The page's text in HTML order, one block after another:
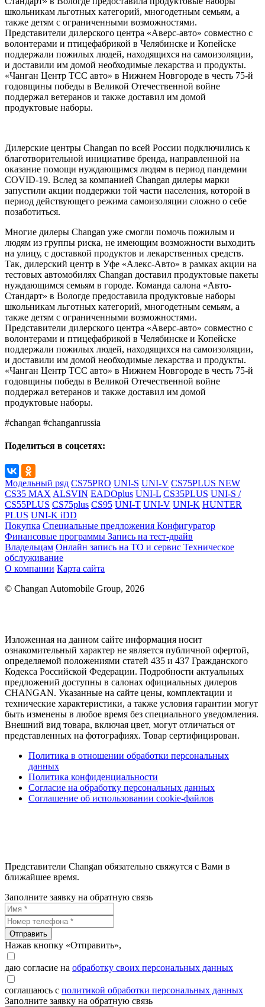
школьникам льготных категорий, многодетным семьям, а
также детям с ограниченными возможностями.
Представители дилерского центра «Аверс-авто» совместно с
волонтерами и птицефабрикой в Челябинске и Копейске
поддержали пожилых людей, находящихся на самоизоляции,
и доставили им домой необходимые лекарства и продукты.
«Чанган Центр ТСС авто» в Нижнем Новгороде в честь 75-й
годовщины победы в Великой Отечественной войне
поддержал ветеранов и также доставил им домой
продуктовые наборы.
Дилерские центры Changan по всей России подключились к
благотворительной инициативе бренда, направленной на
оказание помощи нуждающимся людям в период пандемии
COVID-19. Вслед за компанией Changan дилеры марки
запустили акции поддержки той части населения, которой в
период действующего режима самоизоляции сложно о себе
позаботиться.
Многие дилеры Changan уже смогли помочь пожилым и
людям из группы риска, не имеющим возможности выходить
на улицу, с доставкой продуктов и лекарственных средств.
Так, дилерский центр в Уфе «Алекс-Авто» в рамках акции на
тестовых автомобилях Changan доставил продуктовые пакеты
нуждающимся семьям в городе. Команда салона «Авто-
Стандарт» в Вологде предоставила продуктовые наборы
школьникам льготных категорий, многодетным семьям, а
также детям с ограниченными возможностями.
Представители дилерского центра «Аверс-авто» совместно с
волонтерами и птицефабрикой в Челябинске и Копейске
поддержали пожилых людей, находящихся на самоизоляции,
и доставили им домой необходимые лекарства и продукты.
«Чанган Центр ТСС авто» в Нижнем Новгороде в честь 75-й
годовщины победы в Великой Отечественной войне
поддержал ветеранов и также доставил им домой
продуктовые наборы.
#changan #changanrussia
Поделиться в соцсетях:
Модельный ряд CS75PRO UNI-S UNI-V CS75PLUS NEW
CS35 MAX ALSVIN EADOplus UNI-L CS35PLUS UNI-S /
CS55PLUS CS75plus CS95 UNI-T UNI-V UNI-K HUNTER
PLUS UNI-K iDD
Покупка Специальные предложения Конфигуратор
Финансовые программы Запись на тест-драйв
Владельцам Онлайн запись на ТО и сервис Техническое
обслуживание
О компании Карта сайта
© Changan Automobile Group, 2026
Изложенная на данном сайте информация носит
ознакомительный характер не является публичной офертой,
определяемой положениями статей 435 и 437 Гражданского
Кодекса Российской Федерации. Подробности актуальных
предложений доступны в салонах официальных дилеров
CHANGAN. Указанные на сайте цены, комплектации и
технические характеристики, а также условия гарантии могут
быть изменены в любое время без специального уведомления.
Внешний вид товара, включая цвет, могут отличаться от
представленных на фотографиях. Товар сертифицирован.
Политика в отношении обработки персональных
данных
Политика конфиденциальности
Согласие на обработку персональных данных
Соглашение об использовании cookie-файлов
Представители Changan обязательно свяжутся с Вами в
ближайшее время.
Заполните заявку на обратную связь
Отправить
Нажав кнопку «Отправить»,
даю согласие на обработку своих персональных данных
соглашаюсь с политикой обработки персональных данных
Заполните заявку на обратную связь